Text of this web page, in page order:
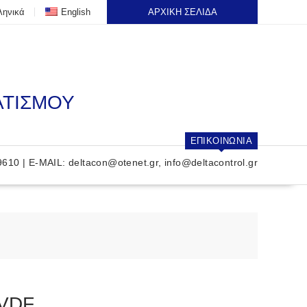
English ΑΡΧΙΚΗ ΣΕΛΙΔΑ
ΕΠΙΚΟΙΝΩΝΙΑ
| E-MAIL: deltacon@otenet.gr, info@deltacontrol.gr